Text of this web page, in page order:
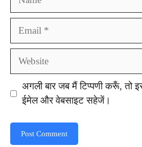
अगली बार जब मैं टिप्पणी करूँ, तो
ईमेल और वेबसाइट सहेजें।